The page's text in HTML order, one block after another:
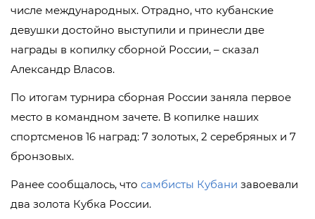
числе международных. Отрадно, что кубанские
девушки достойно выступили и принесли две
награды в копилку сборной России, – сказал
Александр Власов.
По итогам турнира сборная России заняла первое
место в командном зачете. В копилке наших
спортсменов 16 наград: 7 золотых, 2 серебряных и 7
бронзовых.
Ранее сообщалось, что самбисты Кубани завоевали
два золота Кубка России.